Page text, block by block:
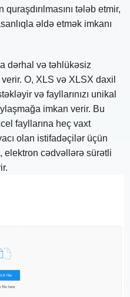
tələb etmir,
əldə etmək imkanı
dərhal və təhlükəsiz
O, XLS və XLSX daxil
və fayllarınızı unikal
imkan verir. Bu
fayllarına heç vaxt
olan istifadəçilər üçün
elektron cədvəllərə sürətli